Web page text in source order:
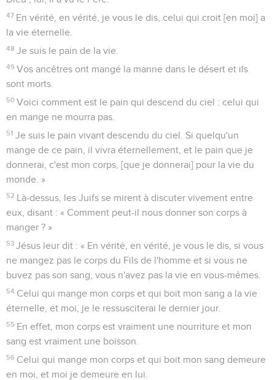
47 En vérité, en vérité, je vous le dis, celui qui croit [en moi] a
la vie éternelle.
48 Je suis le pain de la vie.
49 Vos ancêtres ont mangé la manne dans le désert et ils
sont morts.
50 Voici comment est le pain qui descend du ciel : celui qui
en mange ne mourra pas.
51 Je suis le pain vivant descendu du ciel. Si quelqu'un
mange de ce pain, il vivra éternellement, et le pain que je
donnerai, c'est mon corps, [que je donnerai] pour la vie du
monde. »
52 Là-dessus, les Juifs se mirent à discuter vivement entre
eux, disant : « Comment peut-il nous donner son corps à
manger ? »
53 Jésus leur dit : « En vérité, en vérité, je vous le dis, si vous
ne mangez pas le corps du Fils de l'homme et si vous ne
buvez pas son sang, vous n'avez pas la vie en vous-mêmes.
54 Celui qui mange mon corps et qui boit mon sang a la vie
éternelle, et moi, je le ressusciterai le dernier jour.
55 En effet, mon corps est vraiment une nourriture et mon
sang est vraiment une boisson.
56 Celui qui mange mon corps et qui boit mon sang demeure
en moi, et moi je demeure en lui.